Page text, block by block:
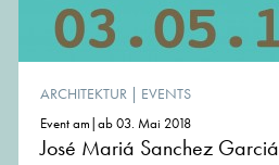
ARCHITEKTUR | EVENTS
Event am|ab 03. Mai 2018
José Mariá Sanchez Garciá